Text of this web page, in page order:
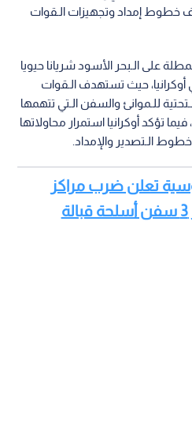
خطوط إمداد وتجهيزات الـقوات
على الـبحر الأسود شريانا حيويا
أوكرانيا، حيث تستهدف الـقوات
للـموانئ والسفن الـتي تتهمها
فيما تؤكد أوكرانيا استمرار محاولاتها
خطوط الـتصدير والإمداد.
تعلن ضرب مراكز
لوجستية بكييف وتدمير 3 سفن أسلحة قبالة